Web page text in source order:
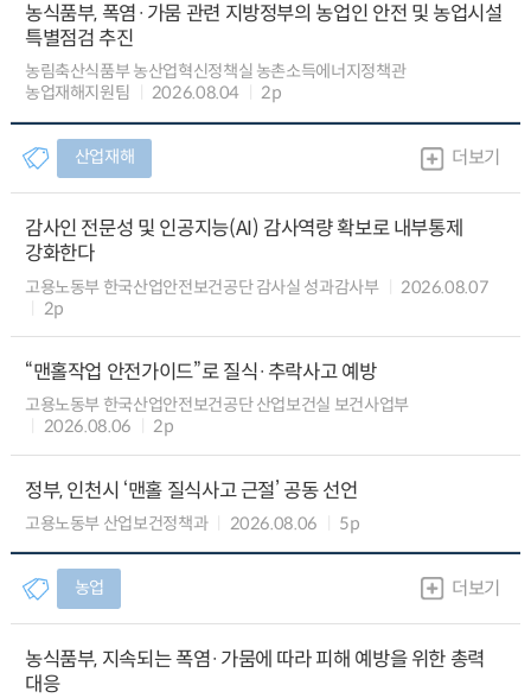
농식품부, 폭염·가뭄 관련 지방정부의 농업인 안전 및 농업시설
특별점검 추진
농림축산식품부 농산업혁신정책실 농촌소득에너지정책관
농업재해지원팀
2026.08.04 2p
산업재해 더보기
감사인 전문성 및 인공지능(AI) 감사역량 확보로 내부통제
강화한다
고용노동부 한국산업안전보건공단 감사실 성과감사부
2026.08.07
2p
“맨홀작업 안전가이드”로 질식·추락사고 예방
고용노동부 한국산업안전보건공단 산업보건실 보건사업부
2026.08.06
2p
정부, 인천시 ‘맨홀 질식사고 근절’ 공동 선언
고용노동부 산업보건정책과 2026.08.06 5p
농업 더보기
농식품부, 지속되는 폭염·가뭄에 따라 피해 예방을 위한 총력
대응